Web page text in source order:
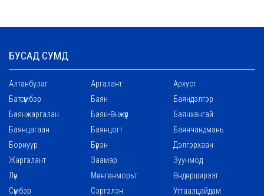
БУСАД СУМД
Алтанбулаг Аргалант
Архуст
Батсүмбэр
Баян
Баяндэлгэр
Баянжаргалан
Баян-Өнжүүл
Баянхангай
Баянцагаан
Баянцогт
Баянчандмань
Борнуур
Бүрэн
Дэлгэрхаан
Жаргалант
Заамар
Зуунмод
Лүн
Мөнгөнморьт
Өндөрширээт
Сүмбэр
Сэргэлэн
Угтаалцайдам